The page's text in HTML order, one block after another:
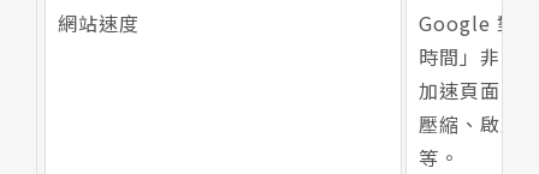
網站速度
Google 對
時間」非常
加速頁面載
壓縮、啟用
等。